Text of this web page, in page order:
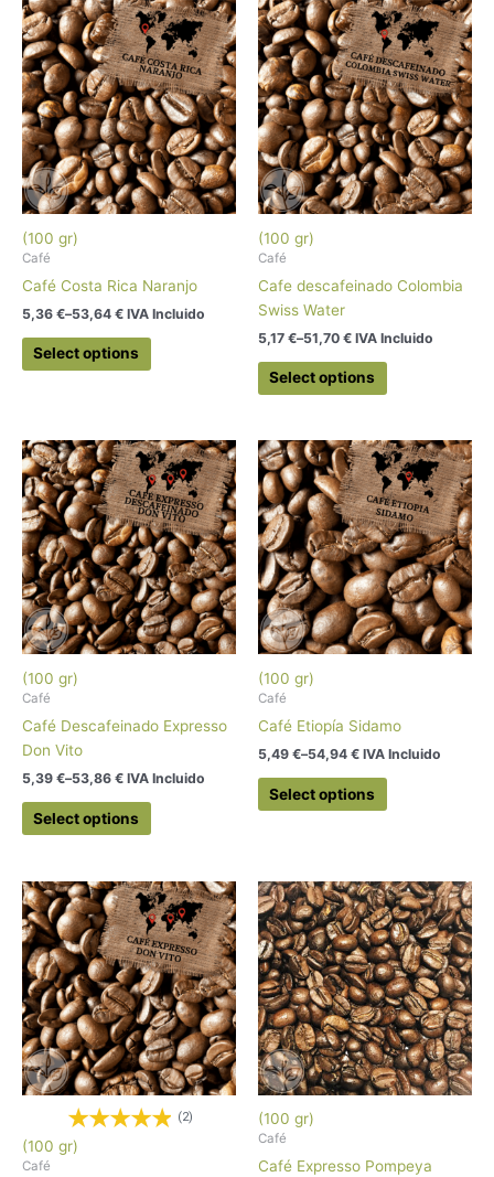
(100 gr)
Café
Café Costa Rica Naranjo
5,36 €–53,64 € IVA Incluido
Select options
(100 gr)
Café
Cafe descafeinado Colombia
Swiss Water
5,17 €–51,70 € IVA Incluido
Select options
(100 gr)
Café
Café Descafeinado Expresso
Don Vito
5,39 €–53,86 € IVA Incluido
Select options
(100 gr)
Café
Café Etiopía Sidamo
5,49 €–54,94 € IVA Incluido
Select options
(2)
(100 gr)
Café
(100 gr)
Café
Café Expresso Pompeya